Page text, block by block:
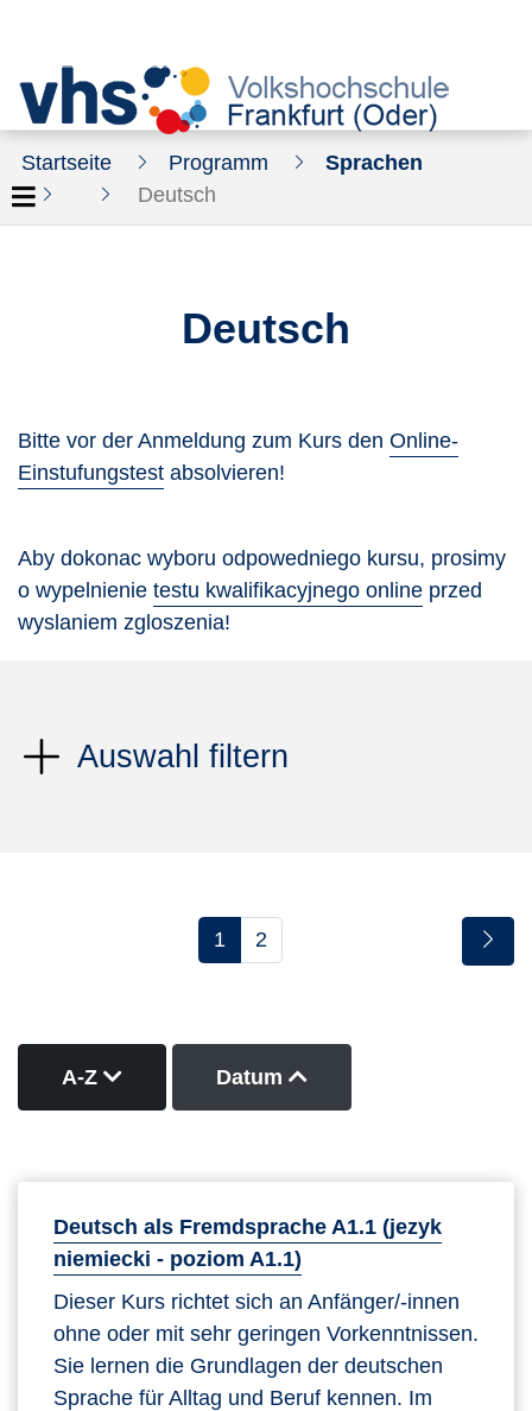
Startseite Programm
Sprachen
Deutsch
Deutsch
Bitte vor der Anmeldung zum Kurs den Online-
Einstufungstest absolvieren!
Aby dokonac wyboru odpowedniego kursu, prosimy
o wypelnienie testu kwalifikacyjnego online przed
wyslaniem zgloszenia!
Auswahl filtern
1 2
A-Z Kurse nach Titel absteigend sortieren
Datum Kurse nach Datum
Deutsch als Fremdsprache A1.1 (jezyk
niemiecki - poziom A1.1)
Dieser Kurs richtet sich an Anfänger/-innen
ohne oder mit sehr geringen Vorkenntnissen.
Sie lernen die Grundlagen der deutschen
Sprache für Alltag und Beruf kennen. Im